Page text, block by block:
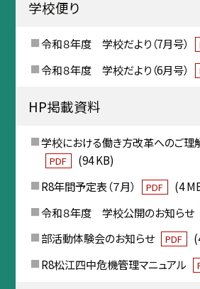
学校便り
令和８年度 学校だより（7月号）
令和８年度 学校だより（6月号）
HP掲載資料
学校における働き方改革へのご理
PDF
(94 KB)
R8年間予定表（７月）
PDF
(4
令和８年度 学校公開のお知らせ
部活動体験会のお知らせ
PDF
R8松江四中危機管理マニュアル